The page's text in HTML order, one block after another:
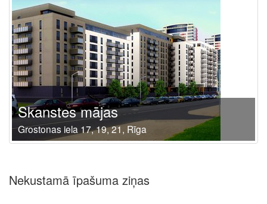
Skanstes mājas
Grostonas iela 17, 19, 21, Rīga
Nekustamā īpašuma ziņas